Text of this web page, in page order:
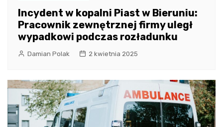
Incydent w kopalni Piast w Bieruniu:
Pracownik zewnętrznej firmy uległ
wypadkowi podczas rozładunku
Damian Polak 2 kwietnia 2025